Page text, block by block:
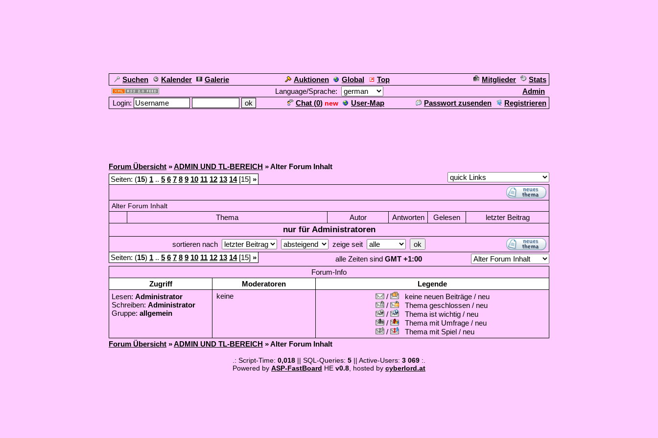
Suchen Kalender Galerie Auktionen Global Top Mitglieder
Stats
Language/Sprache:
Admin
Login:
Chat (0) new User-Map Passwort zusenden Registrieren
Forum Übersicht »ADMIN UND TL-BEREICH » Alter Forum Inhalt
Seiten: (15) 1 .. 5 6 7 8 9 10 11 12 13 14[15] »
Alter Forum Inhalt
Thema Autor Antworten Gelesen letzter Beitrag
nur für Administratoren
sortieren nach
zeige seit
Seiten: (15) 1 .. 5 6 7 8 9 10 11 12 13 14[15] » alle Zeiten sind GMT +1:00
Forum-Info
Zugriff
Moderatoren
Legende
Lesen: Administrator
Schreiben: Administrator
Gruppe: allgemein
keine /
keine neuen Beiträge / neu
/
Thema geschlossen / neu
/
Thema ist wichtig / neu
/
Thema mit Umfrage / neu
/
Thema mit Spiel / neu
Forum Übersicht »ADMIN UND TL-BEREICH » Alter Forum Inhalt
.: Script-Time: 0,018 || SQL-Queries: 5 || Active-Users: 3 069 :.
Powered by ASP-FastBoard HE v0.8 , hosted by cyberlord.at